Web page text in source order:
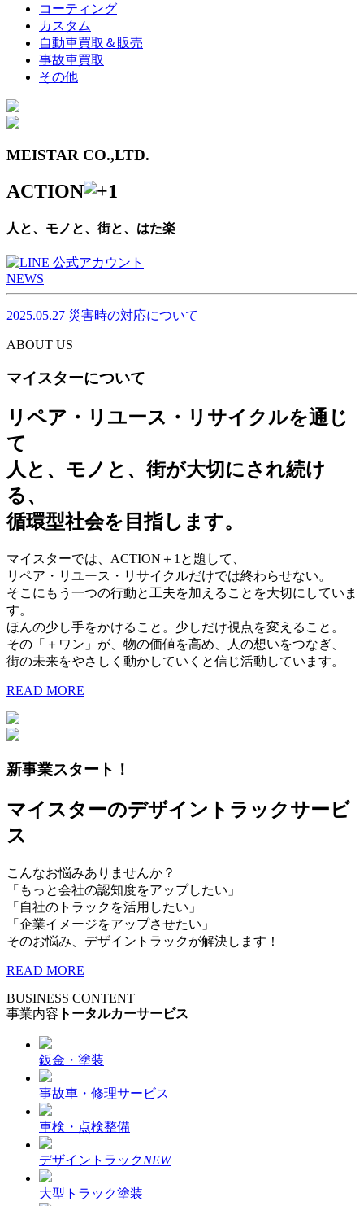
コーティング
カスタム
自動車買取＆販売
事故車買取
その他
MEISTAR CO.,LTD.
ACTION
人と、モノと、街と、はた楽
NEWS
2025.05.27 災害時の対応について
ABOUT US
マイスターについて
リペア・リユース・リサイクルを通じ
て
人と、モノと、街が大切にされ続け
る、
循環型社会を目指します。
マイスターでは、ACTION＋1と題して、
リペア・リユース・リサイクルだけでは終わらせない。
そこにもう一つの行動と工夫を加えることを大切にしていま
す。
ほんの少し手をかけること。少しだけ視点を変えること。
その「＋ワン」が、物の価値を高め、人の想いをつなぎ、
街の未来をやさしく動かしていくと信じ活動しています。
READ MORE
新事業スタート！
マイスターのデザイントラックサービ
ス
こんなお悩みありませんか？
「もっと会社の認知度をアップしたい」
「自社のトラックを活用したい」
「企業イメージをアップさせたい」
そのお悩み、デザイントラックが解決します！
READ MORE
BUSINESS CONTENT
事業内容 トータルカーサービス
鈑金・塗装
事故車・修理サービス
車検・点検整備
デザイントラックNEW
大型トラック塗装